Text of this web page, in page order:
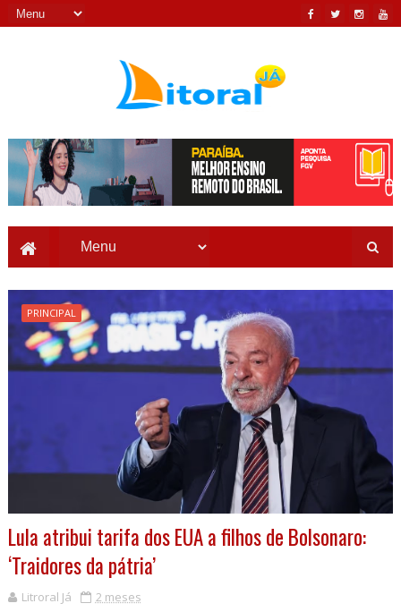
PRINCIPAL
Lula atribui tarifa dos EUA a filhos de Bolsonaro:
‘Traidores da pátria’
Litroral Já
2 meses